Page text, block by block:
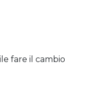
fare il cambio